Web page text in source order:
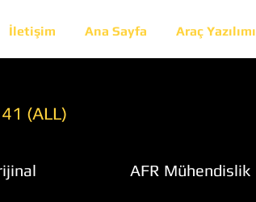
İletişim Ana Sayfa Araç Yazılımı
(ALL)
AFR Mühendislik